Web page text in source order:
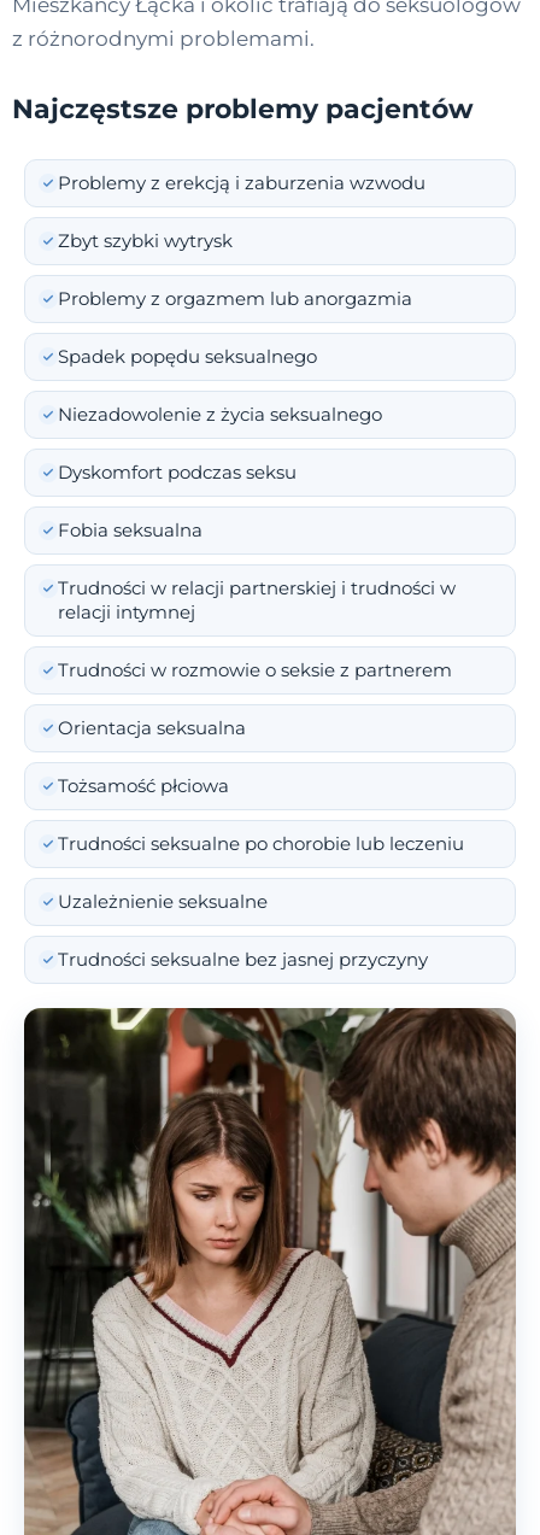
z różnorodnymi problemami.
Najczęstsze problemy pacjentów
Problemy z erekcją i zaburzenia wzwodu
Zbyt szybki wytrysk
Problemy z orgazmem lub anorgazmia
Spadek popędu seksualnego
Niezadowolenie z życia seksualnego
Dyskomfort podczas seksu
Fobia seksualna
Trudności w relacji partnerskiej i trudności w
relacji intymnej
Trudności w rozmowie o seksie z partnerem
Orientacja seksualna
Tożsamość płciowa
Trudności seksualne po chorobie lub leczeniu
Uzależnienie seksualne
Trudności seksualne bez jasnej przyczyny